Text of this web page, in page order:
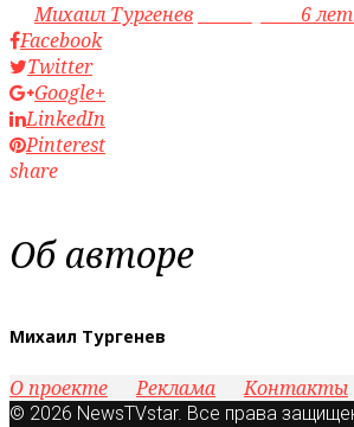
byМихаил Тургенев
6
Facebook
Twitter
Google+
LinkedIn
Pinterest
share
Об авторе
Михаил Тургенев
О проекте Реклама Контакты
© 2026 NewsTVstar. Все права